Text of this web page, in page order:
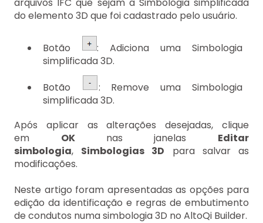
do elemento 3D que foi cadastrado pelo usuário.
Botão
: Adiciona uma Simbologia
simplificada 3D.
Botão
: Remove uma Simbologia
simplificada 3D.
Após aplicar as alterações desejadas, clique
em OK nas janelas Editar
simbologia, Simbologias 3D para salvar as
modificações.
Neste artigo foram apresentadas as opções para
edição da identificação e regras de embutimento
de condutos numa simbologia 3D no AltoQi Builder.